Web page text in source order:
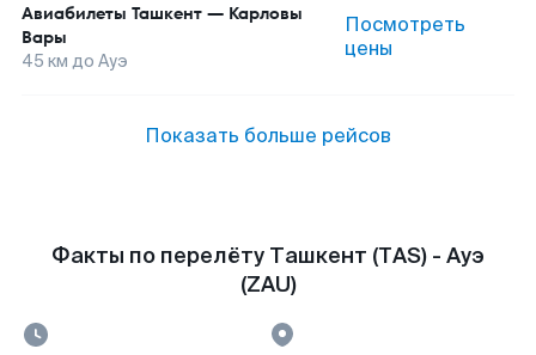
Авиабилеты Ташкент — Карловы
Вары
45 км до Ауэ
Посмотреть
цены
Показать больше рейсов
Факты по перелёту Ташкент (TAS) - Ауэ
(ZAU)